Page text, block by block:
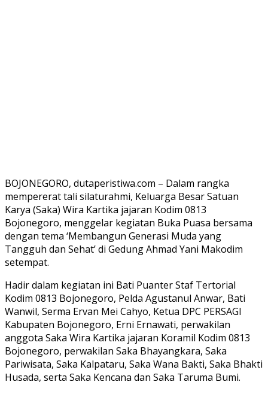
BOJONEGORO, dutaperistiwa.com – Dalam rangka
mempererat tali silaturahmi, Keluarga Besar Satuan
Karya (Saka) Wira Kartika jajaran Kodim 0813
Bojonegoro, menggelar kegiatan Buka Puasa bersama
dengan tema ‘Membangun Generasi Muda yang
Tangguh dan Sehat’ di Gedung Ahmad Yani Makodim
setempat.
Hadir dalam kegiatan ini Bati Puanter Staf Tertorial
Kodim 0813 Bojonegoro, Pelda Agustanul Anwar, Bati
Wanwil, Serma Ervan Mei Cahyo, Ketua DPC PERSAGI
Kabupaten Bojonegoro, Erni Ernawati, perwakilan
anggota Saka Wira Kartika jajaran Koramil Kodim 0813
Bojonegoro, perwakilan Saka Bhayangkara, Saka
Pariwisata, Saka Kalpataru, Saka Wana Bakti, Saka Bhakti
Husada, serta Saka Kencana dan Saka Taruma Bumi.